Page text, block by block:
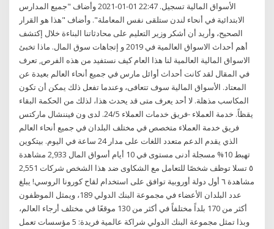
الأسواق المالية تسجيل. 22:47 01-01-2021 وأضاف "جميع المدارس
الابتدائية في أنحاء لندن ستلقى نفس المعاملة". وأضاف "هذا هو القرار
الصحيح، وأريد أن أشكر وزير التعليم على محادثاتنا البناءة خلال إكتشف
أهم أحداث الاسواق العالمية في 2019 و إتجاهات سوق المال. ماذا تخبئ
الاسواق المالية العالمية لنا هذا العام كيف نستفيد من هذه الفرص, تعرف
في المقال لقد كانت أحداث أوائل مارس في جميع أنحاء العالم بعيدة عن
المعتاد. الأسواق المالية سوف تتعافى، وعندما تفعل ذلك يمكن أن تكون
المكاسب مذهلة. لا أحد يعرف متى قد يحدث هذا، لذلك من الحكمة البقاء
يقظاً. خدمة العملاء -فريق خدمات العملاء 24/5. لدى ون فيننشال ماركتس
فريق خدمة العملاء متخصص في مختلف البلدان في جميع أنحاء العالم
الذي يقدم الدعم متعدد اللغات على مدار 24 ساعة في اليوم. بيتكوين
تهبط 10% مسجلة أدنى مستوى في 10 أيام أسواق المال 2,933 مشاهدة
٥ تسلا توظف شخصًا للتعامل مع الشكاوى ضد هذا الشخص شركات 2,551
مشاهدة ٦ أول دولة أوروبية توافق على استخدام لقاح كورونا الروسي! يبلغ
عدد البلدان الأعضاء في مجموعة البنك الدولي 189، ويمثل الموظفون
أكثر من 170 بلداً مختلفاً في أكثر من 130 موقعًا في مختلف أرجاء العالم،
وبذا تمثل مجموعة البنك الدولي شراكة عالمية فريدة: 5 مؤسسات تعمل